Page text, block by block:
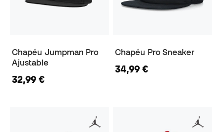
Chapéu Jumpman Pro
Ajustable
32,99 €
Chapéu Pro Sneaker
34,99 €